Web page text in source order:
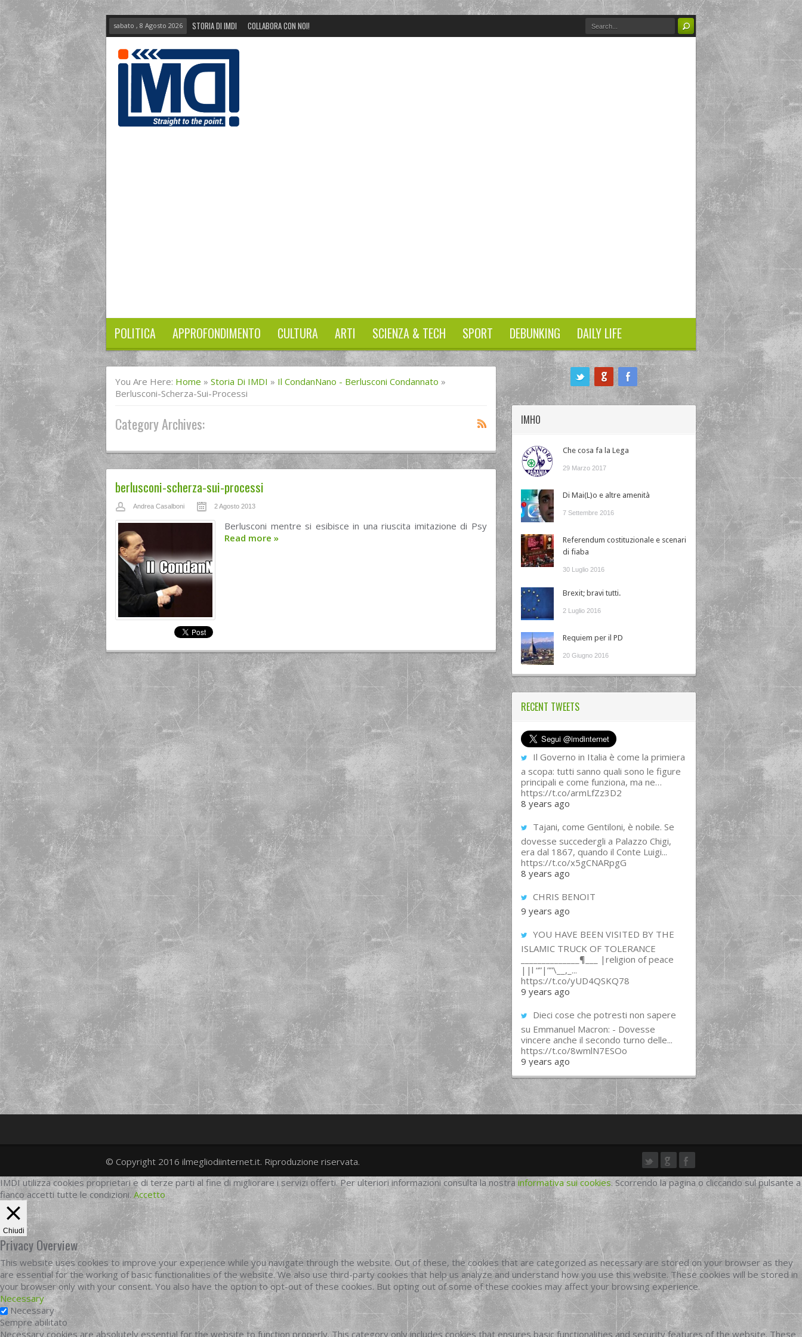
sabato , 8 Agosto 2026 STORIA DI IMDI COLLABORA CON NOI!
POLITICA APPROFONDIMENTO CULTURA ARTI SCIENZA & TECH SPORT DEBUNKING DAILY LIFE
You Are Here: Home » Storia Di IMDI » Il CondanNano - Berlusconi Condannato »
Berlusconi-Scherza-Sui-Processi
Category Archives:
berlusconi-scherza-sui-processi
Andrea Casalboni 2 Agosto 2013
Berlusconi mentre si esibisce in una riuscita imitazione di Psy
Read more »
IMHO
Che cosa fa la Lega
29 Marzo 2017
Di Mai(L)o e altre amenità
7 Settembre 2016
Referendum costituzionale e scenari
di fiaba
30 Luglio 2016
Brexit; bravi tutti.
2 Luglio 2016
Requiem per il PD
20 Giugno 2016
RECENT TWEETS
Il Governo in Italia è come la primiera
a scopa: tutti sanno quali sono le figure
principali e come funziona, ma ne…
https://t.co/armLfZz3D2
8 years ago
Tajani, come Gentiloni, è nobile. Se
dovesse succedergli a Palazzo Chigi,
era dal 1867, quando il Conte Luigi...
https://t.co/x5gCNARpgG
8 years ago
CHRIS BENOIT
9 years ago
YOU HAVE BEEN VISITED BY THE
ISLAMIC TRUCK OF TOLERANCE
______________¶___ |religion of peace
||l “”|””\__,_...
https://t.co/yUD4QSKQ78
9 years ago
Dieci cose che potresti non sapere
su Emmanuel Macron: - Dovesse
vincere anche il secondo turno delle...
https://t.co/8wmlN7ESOo
9 years ago
twittergoogleplus
facebook
© Copyright 2016 ilmegliodiinternet.it. Riproduzione riservata.
IMDI utilizza cookies proprietari e di terze parti al fine di migliorare i servizi offerti. Per ulteriori informazioni consulta la nostra informativa sui cookies. Scorrendo la pagina o cliccando sul pulsante a
fianco accetti tutte le condizioni. Accetto
Chiudi
Privacy Overview
This website uses cookies to improve your experience while you navigate through the website. Out of these, the cookies that are categorized as necessary are stored on your browser as they
are essential for the working of basic functionalities of the website. We also use third-party cookies that help us analyze and understand how you use this website. These cookies will be stored in
your browser only with your consent. You also have the option to opt-out of these cookies. But opting out of some of these cookies may affect your browsing experience.
Necessary
Necessary
Sempre abilitato
Necessary cookies are absolutely essential for the website to function properly. This category only includes cookies that ensures basic functionalities and security features of the website. These